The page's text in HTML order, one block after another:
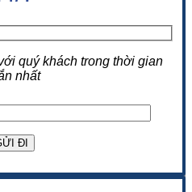
quý khách trong thời gian
nhất